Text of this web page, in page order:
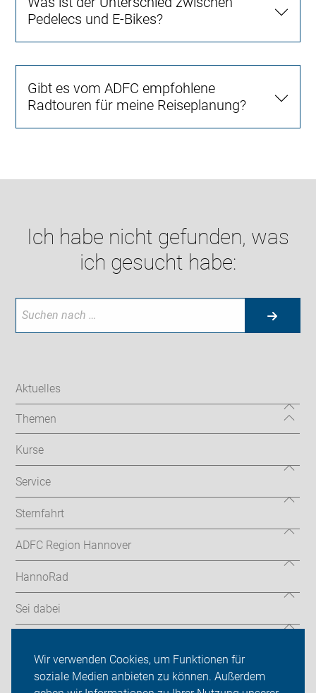
Wir verwenden Cookies, um Funktionen für
soziale Medien anbieten zu können. Außerdem
Pedelecs und E-Bikes?
Gibt es vom ADFC empfohlene
Radtouren für meine Reiseplanung?
Ich habe nicht gefunden, was
ich gesucht habe:
Aktuelles
Themen
Kurse
Service
Sternfahrt
ADFC Region Hannover
HannoRad
Sei dabei
Login